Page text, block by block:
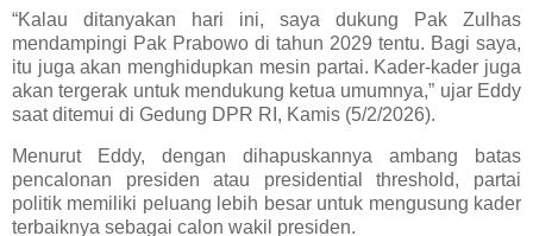
“Kalau ditanyakan hari ini, saya dukung Pak Zulhas
mendampingi Pak Prabowo di tahun 2029 tentu. Bagi saya,
itu juga akan menghidupkan mesin partai. Kader-kader juga
akan tergerak untuk mendukung ketua umumnya,” ujar Eddy
saat ditemui di Gedung DPR RI, Kamis (5/2/2026).
Menurut Eddy, dengan dihapuskannya ambang batas
pencalonan presiden atau presidential threshold, partai
politik memiliki peluang lebih besar untuk mengusung kader
terbaiknya sebagai calon wakil presiden.